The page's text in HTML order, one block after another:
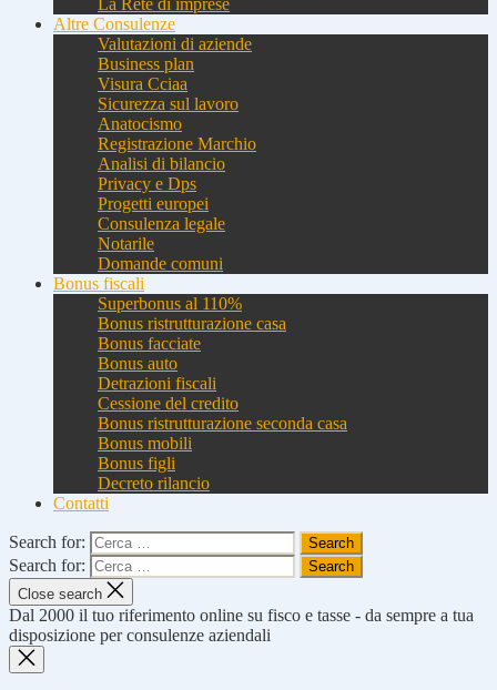
La Rete di imprese
Altre Consulenze
Valutazioni di aziende
Business plan
Visura Cciaa
Sicurezza sul lavoro
Anatocismo
Registrazione Marchio
Analisi di bilancio
Privacy e Dps
Progetti europei
Consulenza legale
Notarile
Domande comuni
Bonus fiscali
Superbonus al 110%
Bonus ristrutturazione casa
Bonus facciate
Bonus auto
Detrazioni fiscali
Cessione del credito
Bonus ristrutturazione seconda casa
Bonus mobili
Bonus figli
Decreto rilancio
Contatti
Search for:
Search for:
Close search
Dal 2000 il tuo riferimento online su fisco e tasse - da sempre a tua
disposizione per consulenze aziendali